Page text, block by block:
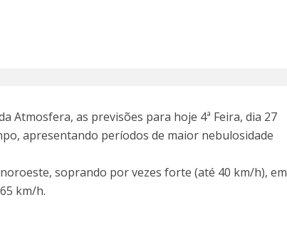
Atmosfera, as previsões para hoje 4ª Feira, dia 27
apresentando períodos de maior nebulosidade
soprando por vezes forte (até 40 km/h), em
km/h.